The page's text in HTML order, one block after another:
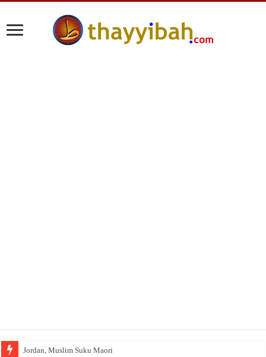
Jordan, Muslim Suku Maori